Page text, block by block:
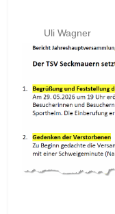
Uli Wagner